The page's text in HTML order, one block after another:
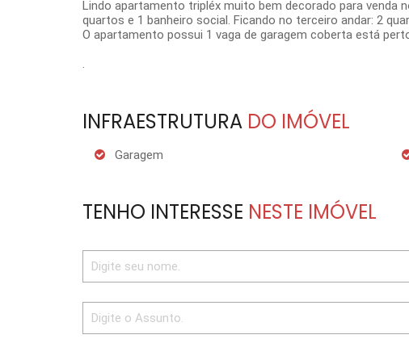
Lindo apartamento tripléx muito bem decorado para venda
quartos e 1 banheiro social. Ficando no terceiro andar: 2
O apartamento possui 1 vaga de garagem coberta está
.
INFRAESTRUTURA DO IMÓVEL
Garagem
TENHO INTERESSE NESTE IMÓVEL